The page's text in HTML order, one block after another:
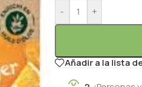
- +
Añadir a la lista